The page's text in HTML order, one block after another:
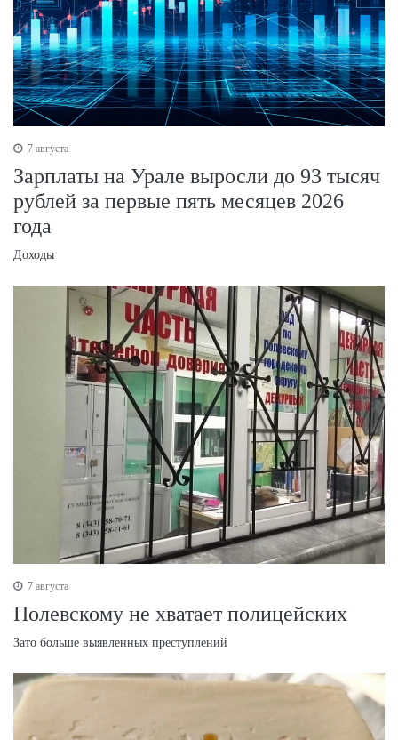
7 августа
Зарплаты на Урале выросли до 93 тысяч
рублей за первые пять месяцев 2026
года
Доходы
7 августа
Полевскому не хватает полицейских
Зато больше выявленных преступлений